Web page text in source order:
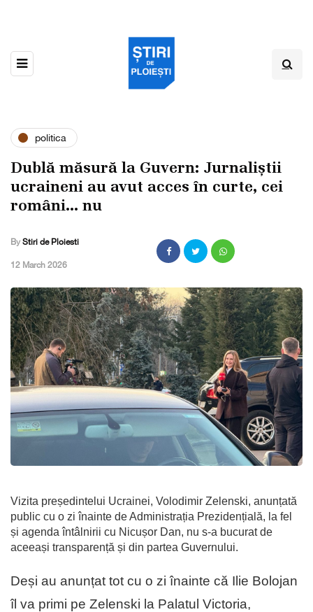
politica
Dublă măsură la Guvern: Jurnaliștii
ucraineni au avut acces în curte, cei
români… nu
By Stiri de Ploiesti
,12 March 2026
Vizita președintelui Ucrainei, Volodimir Zelenski, anunțată
public cu o zi înainte de Administrația Prezidențială, la fel
și agenda întâlnirii cu Nicușor Dan, nu s-a bucurat de
aceeași transparență și din partea Guvernului.
Deși au anunțat tot cu o zi înainte că Ilie Bolojan
îl va primi pe Zelenski la Palatul Victoria,